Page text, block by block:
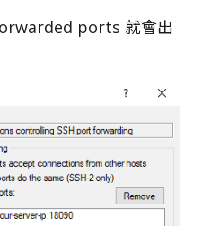
ports 就會出